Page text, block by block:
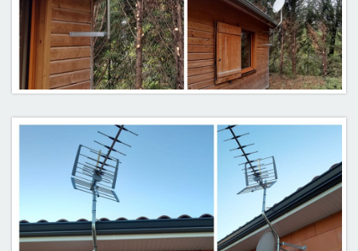
Équipement de 12 chalets en réception satellite.
09400 Mercus